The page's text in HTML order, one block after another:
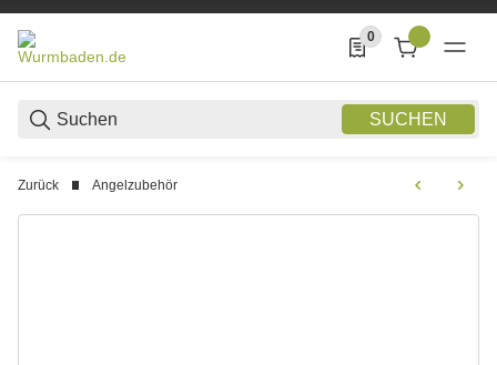
SUCHEN
0
0 Produkte in der
Zurück Angelzubehör